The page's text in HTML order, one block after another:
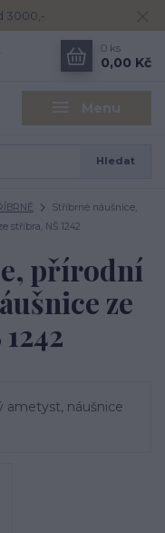
3000,-
Menu
Hledat
0 ks
0,00 Kč
Stříbrné náušnice,
stříbra, NŠ 1242
přírodní
ze